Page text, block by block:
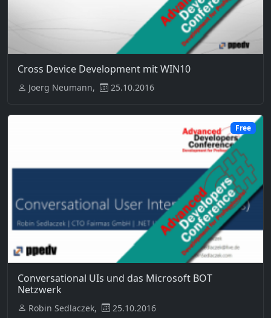
Cross Device Development mit WIN10
Joerg Neumann, 25.10.2016
Free
Conversational UIs und das Microsoft BOT
Netzwerk
Robin Sedlaczek, 25.10.2016